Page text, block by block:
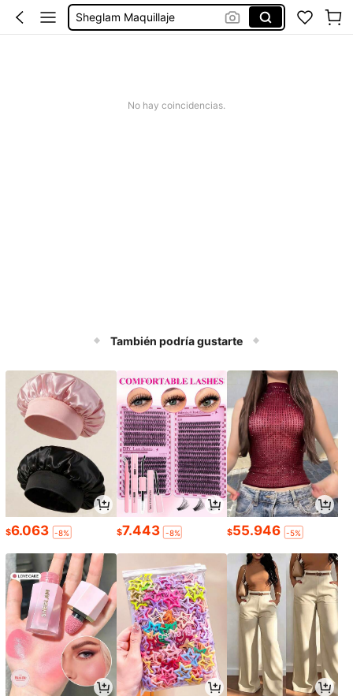
Sheglam Maquillaje
No hay coincidencias.
También podría gustarte
$6.063 -8% $7.443 -8% $55.946 -5%